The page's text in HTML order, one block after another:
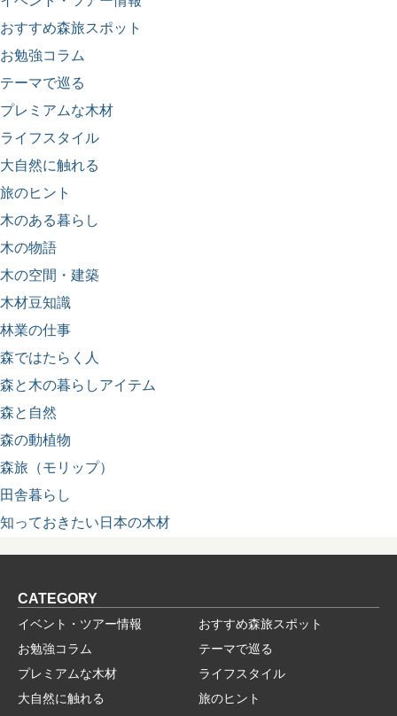
おすすめ森旅スポット
お勉強コラム
テーマで巡る
プレミアムな木材
ライフスタイル
大自然に触れる
旅のヒント
木のある暮らし
木の物語
木の空間・建築
木材豆知識
林業の仕事
森ではたらく人
森と木の暮らしアイテム
森と自然
森の動植物
森旅（モリップ）
田舎暮らし
知っておきたい日本の木材
CATEGORY
イベント・ツアー情報
おすすめ森旅スポット
お勉強コラム
テーマで巡る
プレミアムな木材
ライフスタイル
大自然に触れる
旅のヒント